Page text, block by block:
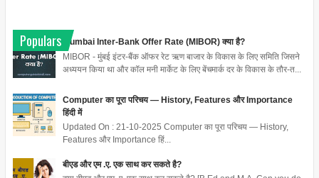
Populars
Mumbai Inter-Bank Offer Rate (MIBOR) क्या है?
MIBOR - मुंबई इंटर-बैंक ऑफर रेट ऋण बाजार के विकास के लिए समिति जिसने
अध्ययन किया था और कॉल मनी मार्केट के लिए बेंचमार्क दर के विकास के तौर-त...
Computer का पूरा परिचय — History, Features और Importance
हिंदी में
Updated On : 21-10-2025 Computer का पूरा परिचय — History,
Features और Importance हिं...
बीएड और एम .ए. एक साथ कर सकते है?